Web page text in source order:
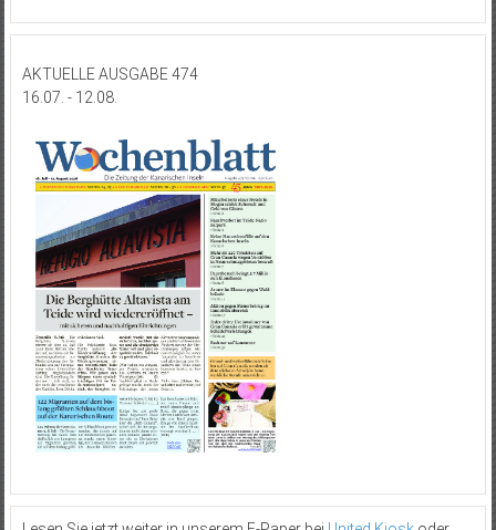
AKTUELLE AUSGABE 474
16.07. - 12.08.